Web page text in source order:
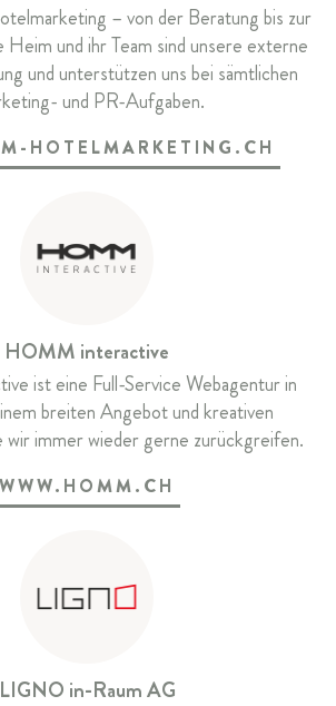
– von der Beratung bis zur
und ihr Team sind unsere externe
und unterstützen uns bei sämtlichen
und PR-Aufgaben.
HOTELMARKETING.CH
HOMM interactive
ist eine Full-Service Webagentur in
breiten Angebot und kreativen
wir immer wieder gerne zurückgreifen.
WWW.HOMM.CH
LIGNO in-Raum AG